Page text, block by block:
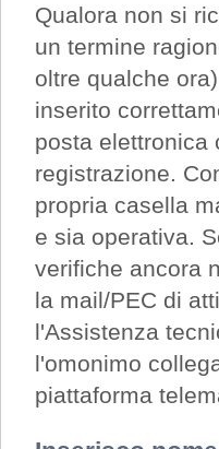
Qualora non si
un termine
oltre qualche
inserito
posta elettronica
registrazione.
propria casella
e sia operativa.
verifiche ancora
la mail/PEC di
l'Assistenza
l'omonimo
piattaforma